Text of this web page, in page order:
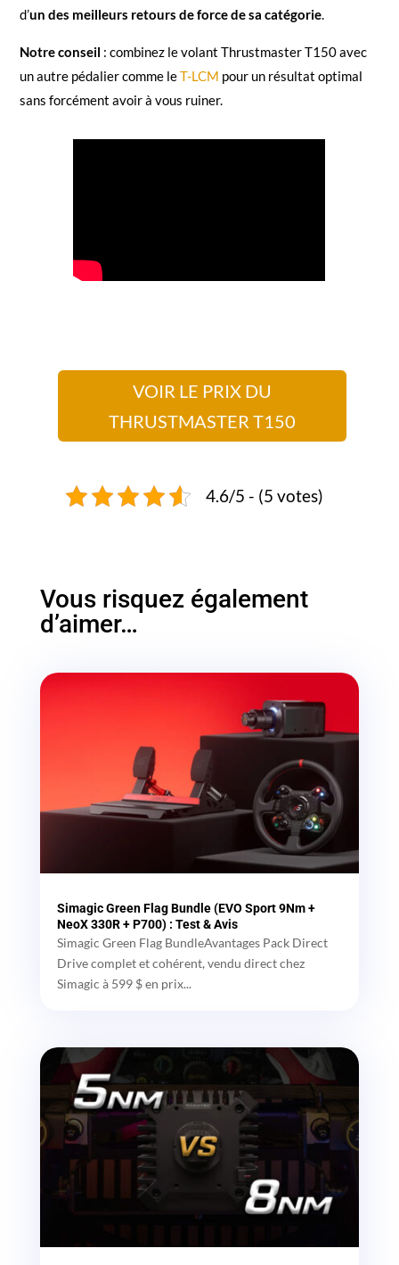
d’un des meilleurs retours de force de sa catégorie.
Notre conseil : combinez le volant Thrustmaster T150 avec
un autre pédalier comme leT-LCM pour un résultat optimal
sans forcément avoir à vous ruiner.
VOIR LE PRIX DU
THRUSTMASTER T150
4.6/5 - (5 votes)
Vous risquez également
d’aimer…
Simagic Green Flag Bundle (EVO Sport 9Nm +
NeoX 330R + P700) : Test & Avis
Simagic Green Flag BundleAvantages Pack Direct
Drive complet et cohérent, vendu direct chez
Simagic à 599 $ en prix...